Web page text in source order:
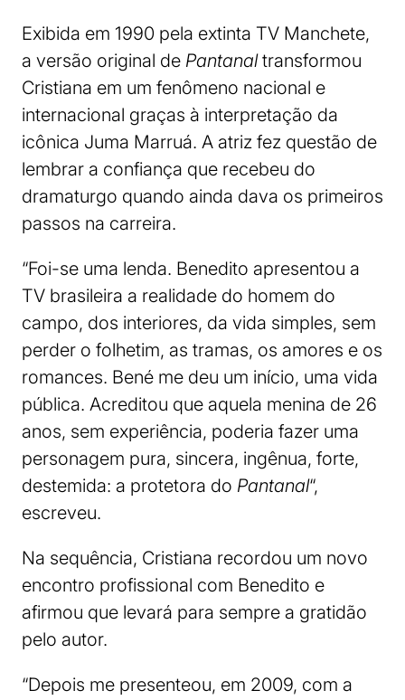
Exibida em 1990 pela extinta TV Manchete,
a versão original de Pantanaltransformou
Cristiana em um fenômeno nacional e
internacional graças à interpretação da
icônica Juma Marruá. A atriz fez questão de
lembrar a confiança que recebeu do
dramaturgo quando ainda dava os primeiros
passos na carreira.
“Foi-se uma lenda. Benedito apresentou a
TV brasileira a realidade do homem do
campo, dos interiores, da vida simples, sem
perder o folhetim, as tramas, os amores e os
romances. Bené me deu um início, uma vida
pública. Acreditou que aquela menina de 26
anos, sem experiência, poderia fazer uma
personagem pura, sincera, ingênua, forte,
destemida: a protetora do Pantanal“,
escreveu.
Na sequência, Cristiana recordou um novo
encontro profissional com Benedito e
afirmou que levará para sempre a gratidão
pelo autor.
“Depois me presenteou, em 2009, com a